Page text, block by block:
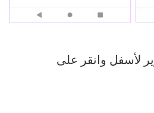
لأسفل وانقر على